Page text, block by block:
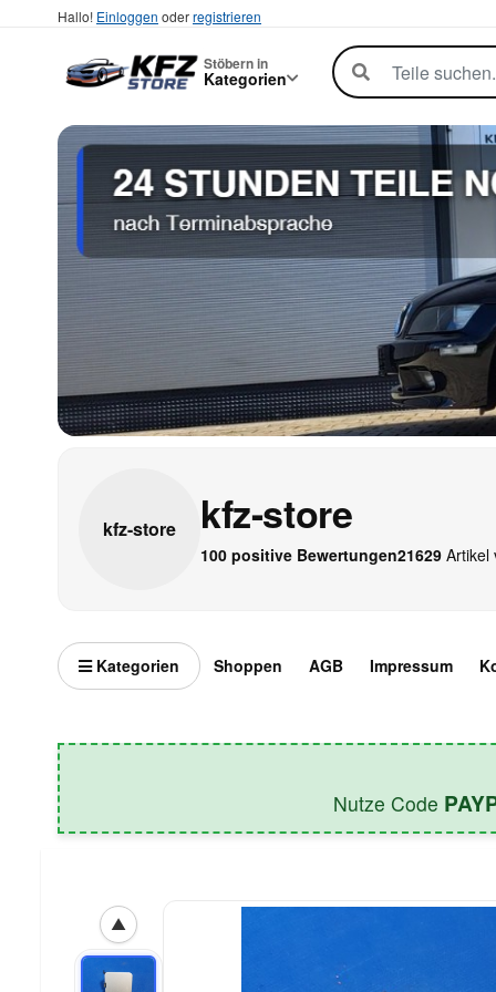
Hallo! Einloggen oderregistrieren
Stöbern in
Kategorien
kfz-store kfz-store
100 positive Bewertungen21629 Artikel
Kategorien Shoppen AGB Impressum
Nutze Code
▲